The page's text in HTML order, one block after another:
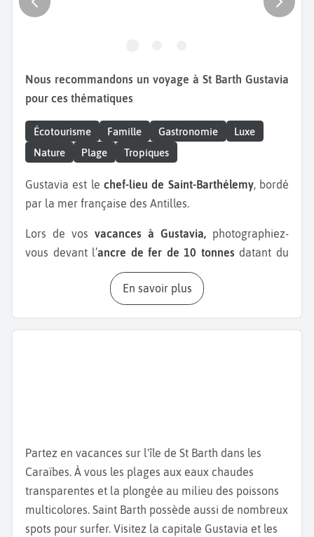
Nous recommandons un voyage à St Barth Gustavia
pour ces thématiques
Écotourisme Famille Gastronomie
Luxe
Nature
Plage Tropiques
Gustavia est le chef-lieu de Saint-Barthélemy, bordé
par la mer française des Antilles.
Lors de vos vacances à Gustavia, photographiez-
vous devant l’ancre de fer de 10 tonnes datant du
18ème siècle, posée sur un socle près du port. Elle a
été fabriquée par des anglais. Poursuivez votre
en gravissant le
sommet, ce fort offre de magnifiques panoramas,
du haut de sa colline. Ce site est un incontournable
de votre excursion.
Gustavia est une ville avec un patrimoine culturel
très riche. Leclocher suédois,reconnaissable grâce
En savoir plus
Partez en vacances sur l'île de St Barth dans les
Caraïbes. À vous les plages aux eaux chaudes
transparentes et la plongée au milieu des poissons
multicolores. Saint Barth possède aussi de nombreux
spots pour surfer. Visitez la capitale Gustavia et les